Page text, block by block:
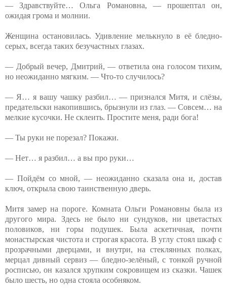
— Здравствуйте… Ольга Романовна, — прошептал он,
ожидая грома и молнии.
Женщина остановилась. Удивление мелькнуло в её бледно-
серых, всегда таких безучастных глазах.
— Добрый вечер, Дмитрий, — ответила она голосом тихим,
но неожиданно мягким. — Что-то случилось?
— Я… я вашу чашку разбил… — признался Митя, и слёзы,
предательски накопившись, брызнули из глаз. — Совсем… на
мелкие кусочки. Не склеить. Простите меня, ради бога!
— Ты руки не порезал? Покажи.
— Нет… я разбил… а вы про руки…
— Пойдём со мной, — неожиданно сказала она и, достав
ключ, открыла свою таинственную дверь.
Митя замер на пороге. Комната Ольги Романовны была из
другого мира. Здесь не было ни сундуков, ни цветастых
половиков, ни горы подушек. Была аскетичная, почти
монастырская чистота и строгая красота. В углу стоял шкаф с
прозрачными дверцами, и внутри, на стеклянных полках,
мерцал дивный сервиз — бледно-зелёный, с тонкой ручной
росписью, он казался хрупким сокровищем из сказки. Чашек
было шесть, но одна стояла особняком.